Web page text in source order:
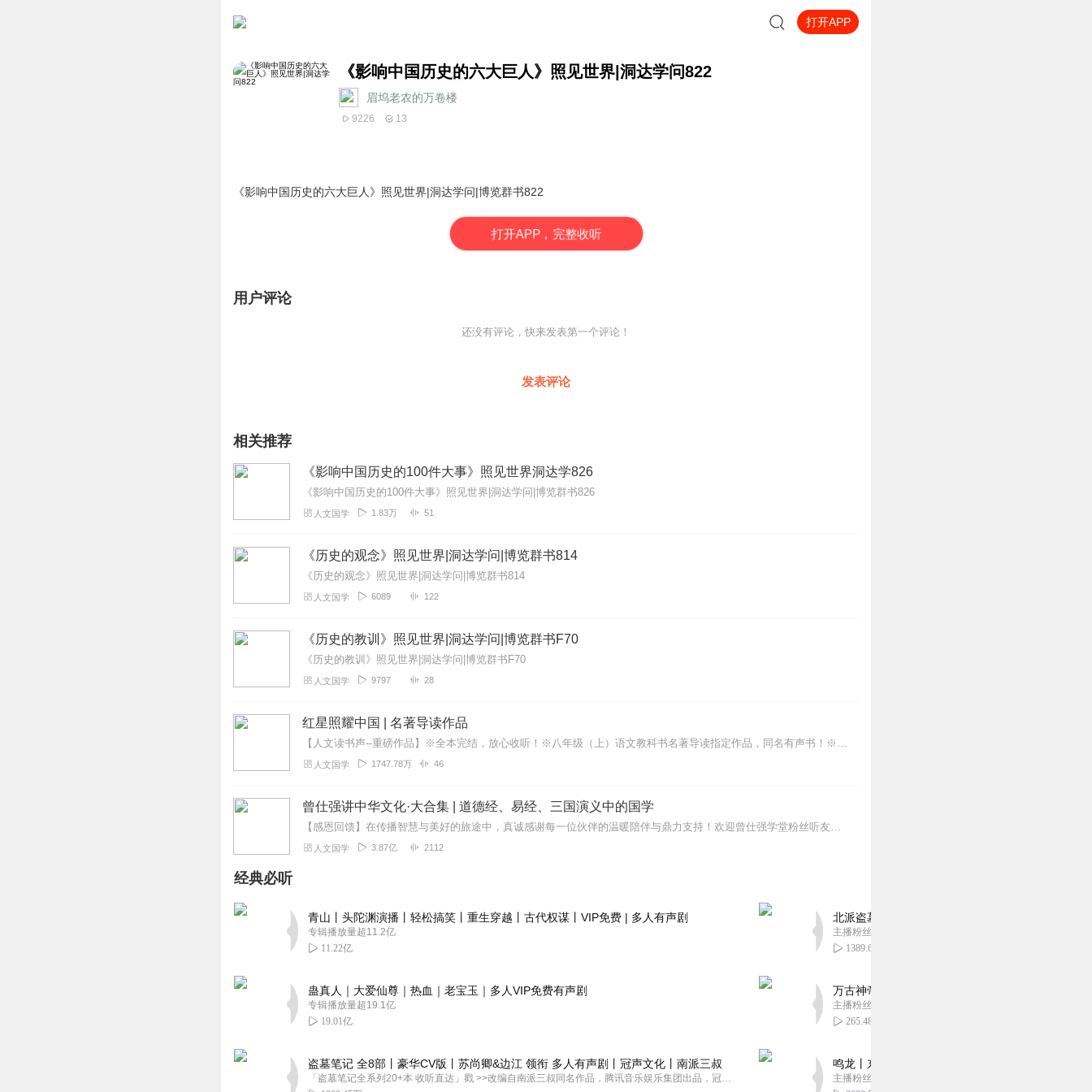
打开APP
《影响中国历史的六大巨人》照见世界|洞达学问822
眉坞老农的万卷楼
9226 13
《影响中国历史的六大巨人》 照见世界|洞达学问|博览群书822
打开APP，完整收听
用户评论
还没有评论，快来发表第一个评论！
发表评论
相关推荐
《影响中国历史的100件大事》照见世界洞达学826
《影响中国历史的100件大事》照见世界|洞达学问|博览群书826
人文国学 1.83万 51
《历史的观念》照见世界|洞达学问|博览群书814
《历史的观念》照见世界|洞达学问|博览群书814
人文国学 6089 122
《历史的教训》照见世界|洞达学问|博览群书F70
《历史的教训》照见世界|洞达学问|博览群书F70
人文国学 9797 28
红星照耀中国 | 名著导读作品
【人文读书声--重磅作品】※全本完结，放心收听！※八年级（上）语文教科书名著导读指定作品，同名有声书！※著名翻译家董乐山先生权威中文译本！※人民文学出版...
人文国学 1747.78万 46
曾仕强讲中华文化·大合集 | 道德经、易经、三国演义中的国学
【感恩回馈】在传播智慧与美好的旅途中，真诚感谢每一位伙伴的温暖陪伴与鼎力支持！欢迎曾仕强学堂粉丝听友们入群交流，更多新鲜玩法和福利活动等你！添加微信：zengf...
人文国学 3.87亿 2112
经典必听
青山丨头陀渊演播丨轻松搞笑丨重生穿越丨古代权谋丨VIP免费 | 多人有声剧
专辑播放量超11.2亿
11.22亿
蛊真人｜大爱仙尊｜热血｜老宝玉｜多人VIP免费有声剧
专辑播放量超19.1亿
19.01亿
盗墓笔记 全8部丨豪华CV版丨苏尚卿&边江 领衔 多人有声剧丨冠声文化丨南派三叔
「盗墓笔记全系列20+本 收听直达」戳 >>改编自南派三叔同名作品，腾讯音乐娱乐集团出品，冠声文化制作，...
北派盗墓笔记丨头陀渊出品丨悬疑灵异丨摸金校尉
主播粉丝1659万
1389.63万
万古神帝丨玄幻丨热血丨紫襟团队演播丨多人有声
主播粉丝2836万
265.48万
鸣龙丨东方玄幻丨紫襟团队丨轻松搞笑丨多人有声
主播粉丝2836万